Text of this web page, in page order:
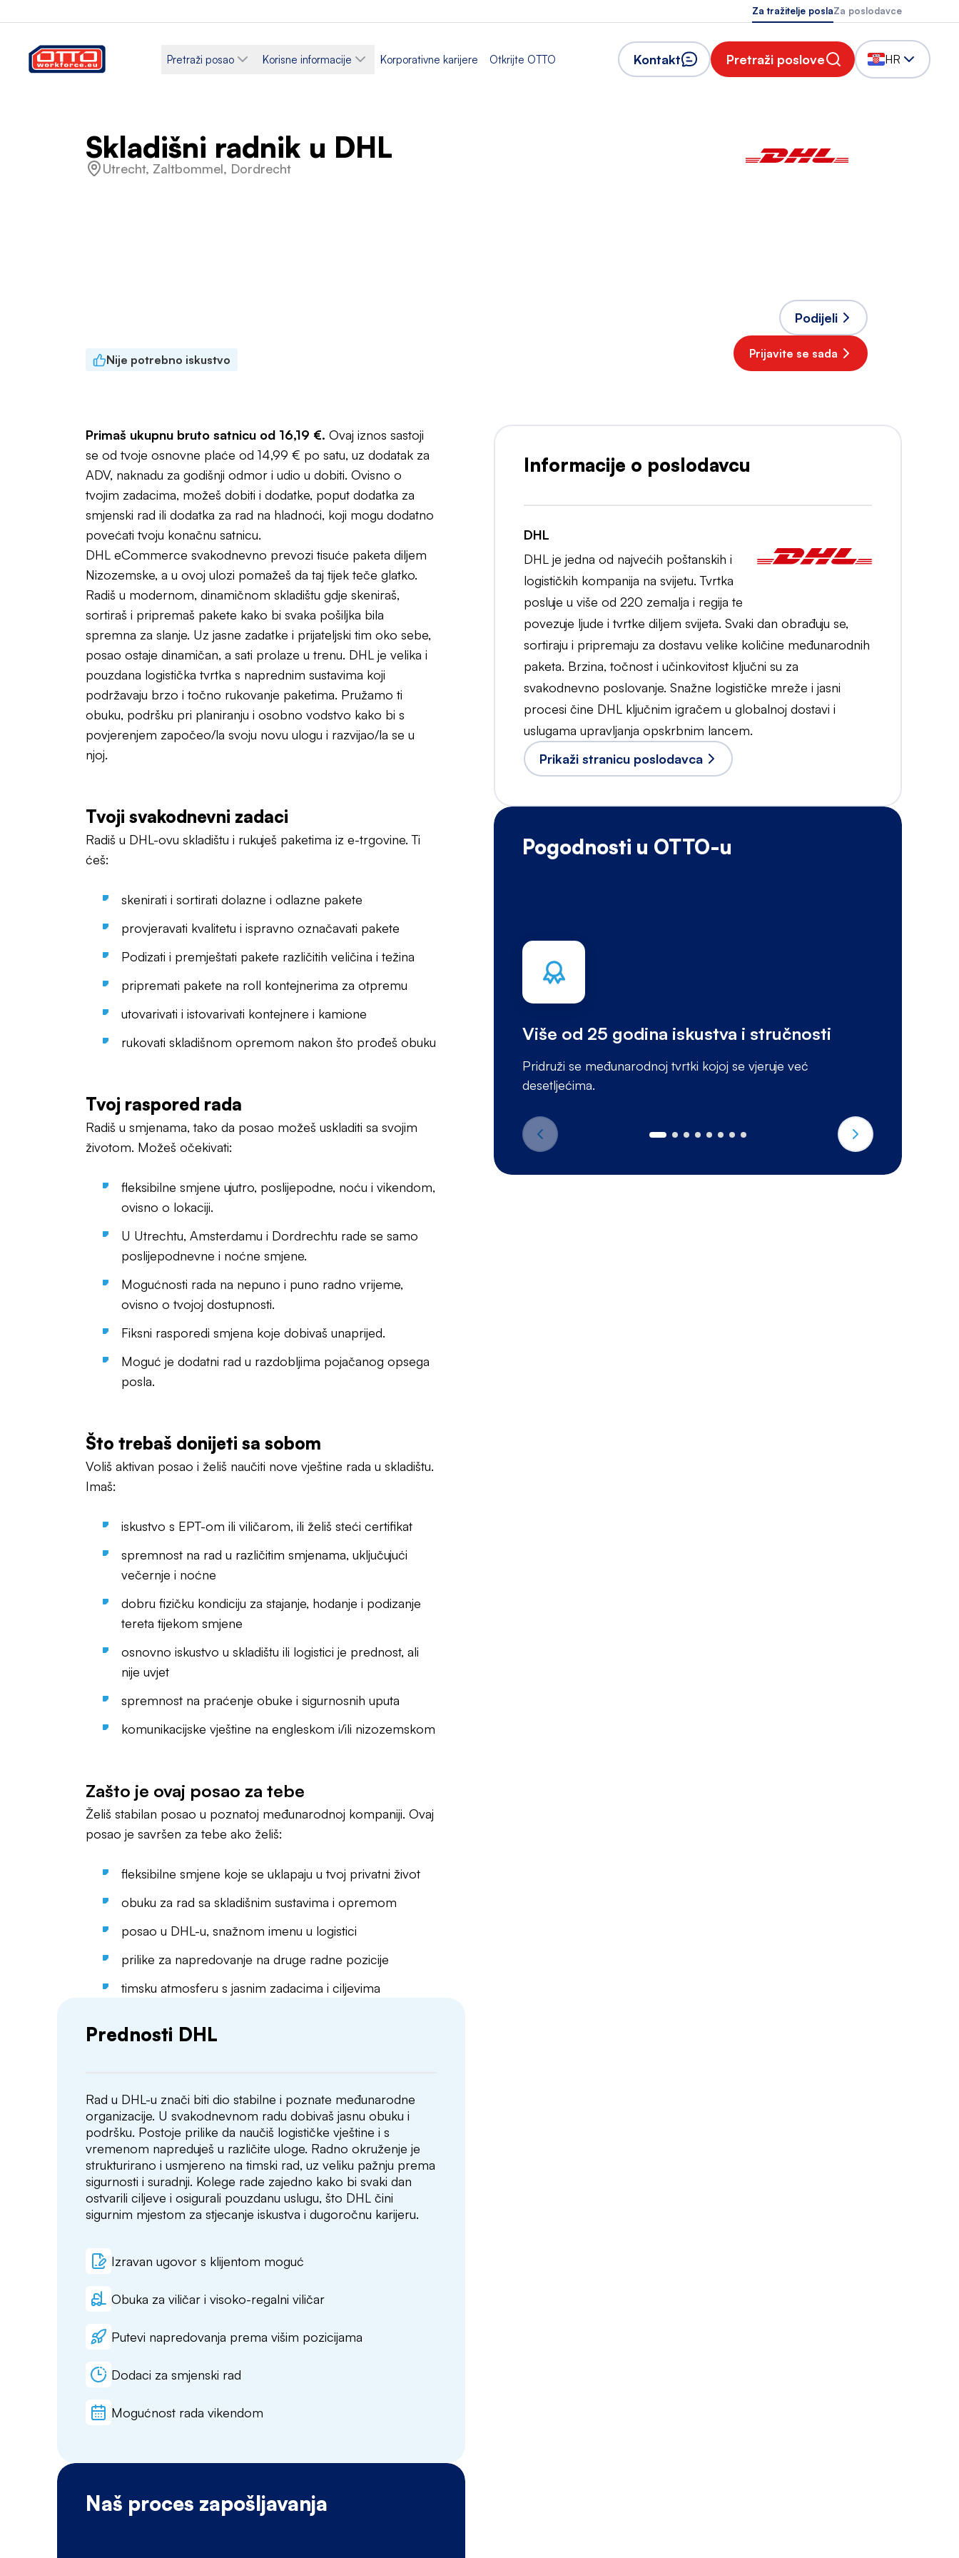
Za tražitelje poslaZa poslodavce
Pretraži posao Korisne informacije Korporativne karijere Otkrijte OTTO Kontakt Pretraži poslove HR
Skladišni radnik u DHL
Utrecht, Zaltbommel, Dordrecht
Nije potrebno iskustvo
Podijeli
Prijavite se sada
Primaš ukupnu bruto satnicu od 16,19 €. Ovaj iznos sastoji
se od tvoje osnovne plaće od 14,99 € po satu, uz dodatak za
ADV, naknadu za godišnji odmor i udio u dobiti. Ovisno o
tvojim zadacima, možeš dobiti i dodatke, poput dodatka za
smjenski rad ili dodatka za rad na hladnoći, koji mogu dodatno
povećati tvoju konačnu satnicu.
DHL eCommerce svakodnevno prevozi tisuće paketa diljem
Nizozemske, a u ovoj ulozi pomažeš da taj tijek teče glatko.
Radiš u modernom, dinamičnom skladištu gdje skeniraš,
sortiraš i pripremaš pakete kako bi svaka pošiljka bila
spremna za slanje. Uz jasne zadatke i prijateljski tim oko sebe,
posao ostaje dinamičan, a sati prolaze u trenu. DHL je velika i
pouzdana logistička tvrtka s naprednim sustavima koji
podržavaju brzo i točno rukovanje paketima. Pružamo ti
obuku, podršku pri planiranju i osobno vodstvo kako bi s
povjerenjem započeo/la svoju novu ulogu i razvijao/la se u
njoj.
Tvoji svakodnevni zadaci
Radiš u DHL-ovu skladištu i rukuješ paketima iz e-trgovine. Ti
ćeš:
skenirati i sortirati dolazne i odlazne pakete
provjeravati kvalitetu i ispravno označavati pakete
Podizati i premještati pakete različitih veličina i težina
pripremati pakete na roll kontejnerima za otpremu
utovarivati i istovarivati kontejnere i kamione
rukovati skladišnom opremom nakon što prođeš obuku
Tvoj raspored rada
Radiš u smjenama, tako da posao možeš uskladiti sa svojim
životom. Možeš očekivati:
fleksibilne smjene ujutro, poslijepodne, noću i vikendom,
ovisno o lokaciji.
U Utrechtu, Amsterdamu i Dordrechtu rade se samo
poslijepodnevne i noćne smjene.
Mogućnosti rada na nepuno i puno radno vrijeme,
ovisno o tvojoj dostupnosti.
Fiksni rasporedi smjena koje dobivaš unaprijed.
Moguć je dodatni rad u razdobljima pojačanog opsega
posla.
Što trebaš donijeti sa sobom
Voliš aktivan posao i želiš naučiti nove vještine rada u skladištu.
Imaš:
iskustvo s EPT-om ili viličarom, ili želiš steći certifikat
spremnost na rad u različitim smjenama, uključujući
večernje i noćne
dobru fizičku kondiciju za stajanje, hodanje i podizanje
tereta tijekom smjene
osnovno iskustvo u skladištu ili logistici je prednost, ali
nije uvjet
spremnost na praćenje obuke i sigurnosnih uputa
komunikacijske vještine na engleskom i/ili nizozemskom
Zašto je ovaj posao za tebe
Želiš stabilan posao u poznatoj međunarodnoj kompaniji. Ovaj
posao je savršen za tebe ako želiš:
fleksibilne smjene koje se uklapaju u tvoj privatni život
obuku za rad sa skladišnim sustavima i opremom
posao u DHL-u, snažnom imenu u logistici
prilike za napredovanje na druge radne pozicije
timsku atmosferu s jasnim zadacima i ciljevima
Prednosti DHL
Rad u DHL-u znači biti dio stabilne i poznate međunarodne
organizacije. U svakodnevnom radu dobivaš jasnu obuku i
podršku. Postoje prilike da naučiš logističke vještine i s
vremenom napreduješ u različite uloge. Radno okruženje je
strukturirano i usmjereno na timski rad, uz veliku pažnju prema
sigurnosti i suradnji. Kolege rade zajedno kako bi svaki dan
ostvarili ciljeve i osigurali pouzdanu uslugu, što DHL čini
sigurnim mjestom za stjecanje iskustva i dugoročnu karijeru.
Izravan ugovor s klijentom moguć
Obuka za viličar i visoko-regalni viličar
Putevi napredovanja prema višim pozicijama
Dodaci za smjenski rad
Mogućnost rada vikendom
Naš proces zapošljavanja
Informacije o poslodavcu
DHL
DHL je jedna od najvećih poštanskih i
logističkih kompanija na svijetu. Tvrtka
posluje u više od 220 zemalja i regija te
povezuje ljude i tvrtke diljem svijeta. Svaki dan obrađuju se,
sortiraju i pripremaju za dostavu velike količine međunarodnih
paketa. Brzina, točnost i učinkovitost ključni su za
svakodnevno poslovanje. Snažne logističke mreže i jasni
procesi čine DHL ključnim igračem u globalnoj dostavi i
uslugama upravljanja opskrbnim lancem.
Prikaži stranicu poslodavca
Pogodnosti u OTTO-u
Više od 25 godina iskustva i stručnosti
Pridruži se međunarodnoj tvrtki kojoj se vjeruje već
desetljećima.